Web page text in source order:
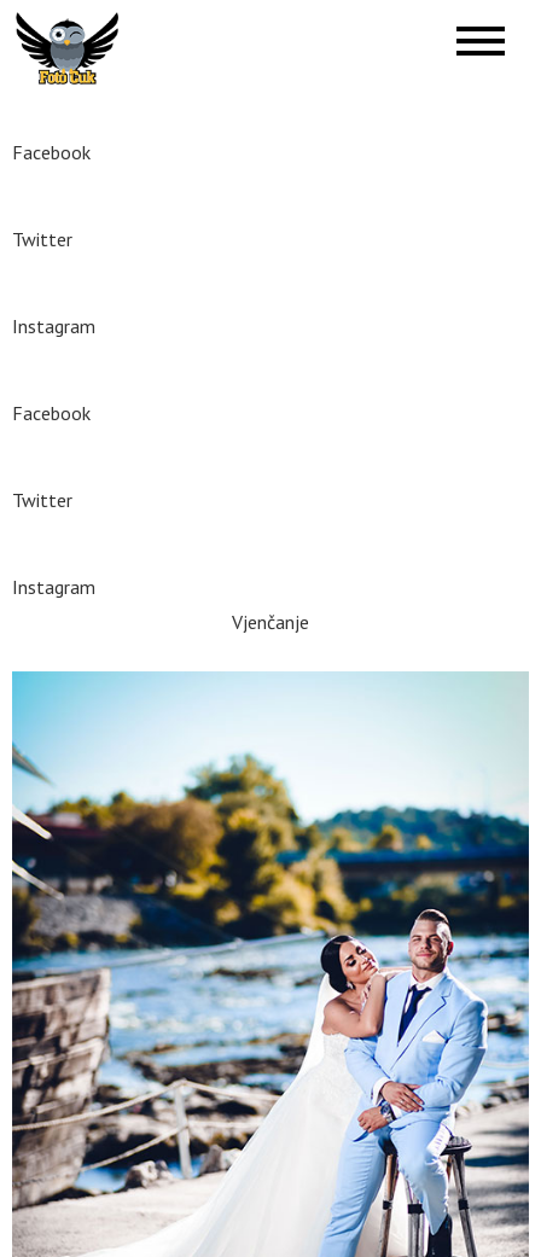
Skip
to
content
Facebook
Twitter
Instagram
Facebook
Twitter
Instagram
Vjenčanje